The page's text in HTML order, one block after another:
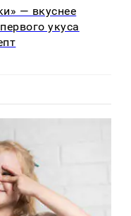
— вкуснее
укуса